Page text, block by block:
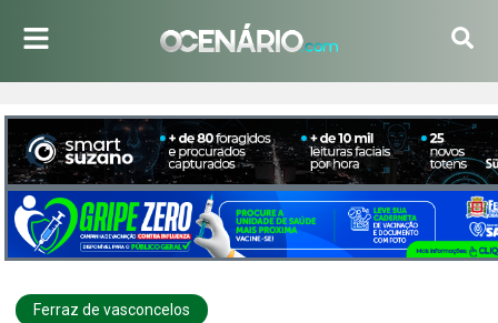
Ferraz de vasconcelos